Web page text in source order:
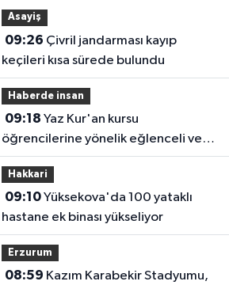
Asayiş
09:26
keçileri kısa sürede bulundu
Haberde insan
09:18
öğrencilerine yönelik eğlenceli ve
eğitici etkinlik
Hakkari
09:10Yüksekova'da 100 yataklı
hastane ek binası yükseliyor
Erzurum
08:59